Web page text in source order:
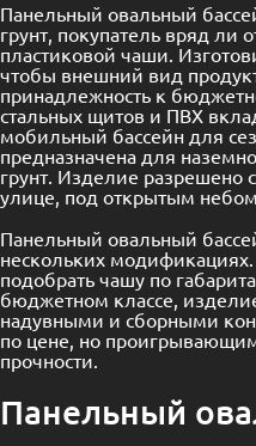
Панельный овальный
грунт, покупатель вряд ли
пластиковой чаши.
чтобы внешний вид
принадлежность к
стальных щитов и ПВХ
мобильный бассейн для
предназначена для
грунт. Изделие разрешено
улице, под открытым
Панельный овальный
нескольких
подобрать чашу по
бюджетном классе,
надувными и сборными
по цене, но
прочности.
Панельный